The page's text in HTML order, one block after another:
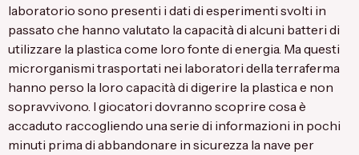
laboratorio sono presenti i dati di esperimenti svolti in
passato che hanno valutato la capacità di alcuni batteri di
utilizzare la plastica come loro fonte di energia. Ma questi
microrganismi trasportati nei laboratori della terraferma
hanno perso la loro capacità di digerire la plastica e non
sopravvivono. I giocatori dovranno scoprire cosa è
accaduto raccogliendo una serie di informazioni in pochi
minuti prima di abbandonare in sicurezza la nave per